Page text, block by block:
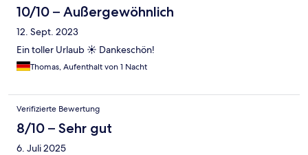
10/10 – Außergewöhnlich
12. Sept. 2023
Ein toller Urlaub ☀️ Dankeschön!
Thomas, Aufenthalt von 1 Nacht
Verifizierte Bewertung
8/10 – Sehr gut
6. Juli 2025